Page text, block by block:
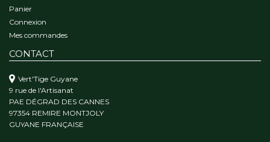
Panier
Connexion
Mes commandes
CONTACT
Vert'Tige Guyane
9 rue de l'Artisanat
PAE DÉGRAD DES CANNES
97354 REMIRE MONTJOLY
GUYANE FRANÇAISE